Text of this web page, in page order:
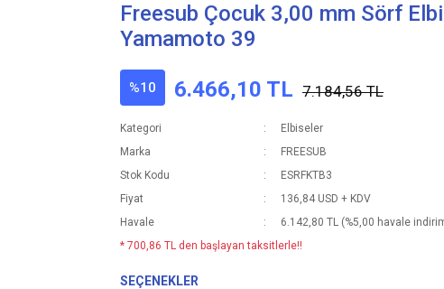
Freesub Çocuk 3,00 mm Sörf
Yamamoto 39
%10 6.466,10 TL 7.184,56 TL
Kategori
Elbiseler
Marka
FREESUB
Stok Kodu
ESRFKTB3
Fiyat
136,84 USD + KDV
Havale
6.142,80 TL (%5,00 havale
* 700,86 TL den başlayan taksitlerle!!
SEÇENEKLER